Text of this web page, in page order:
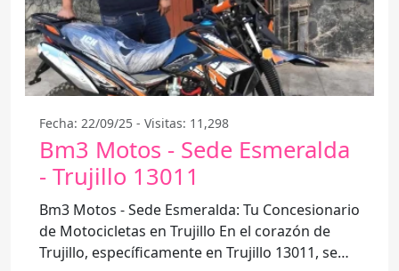
Fecha: 22/09/25 - Visitas: 11,298
Bm3 Motos - Sede Esmeralda
- Trujillo 13011
Bm3 Motos - Sede Esmeralda: Tu Concesionario
de Motocicletas en Trujillo En el corazón de
Trujillo, específicamente en Trujillo 13011, se